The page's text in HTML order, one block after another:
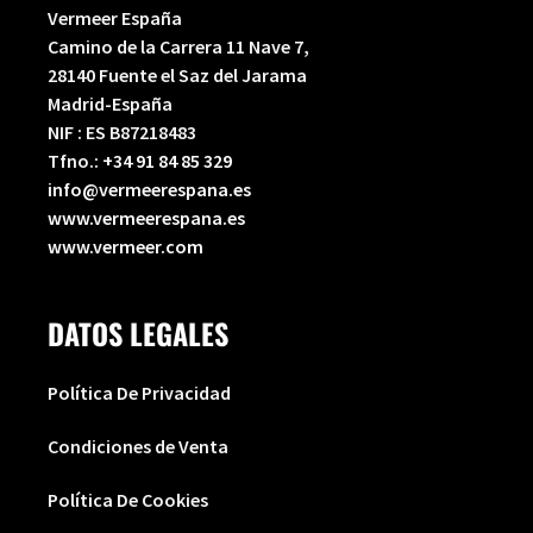
Vermeer España
Camino de la Carrera 11 Nave 7,
28140 Fuente el Saz del Jarama
Madrid-España
NIF : ES B87218483
Tfno.: +34 91 84 85 329
info@vermeerespana.es
www.vermeerespana.es
www.vermeer.com
DATOS LEGALES
Política De Privacidad
Condiciones de Venta
Política De Cookies